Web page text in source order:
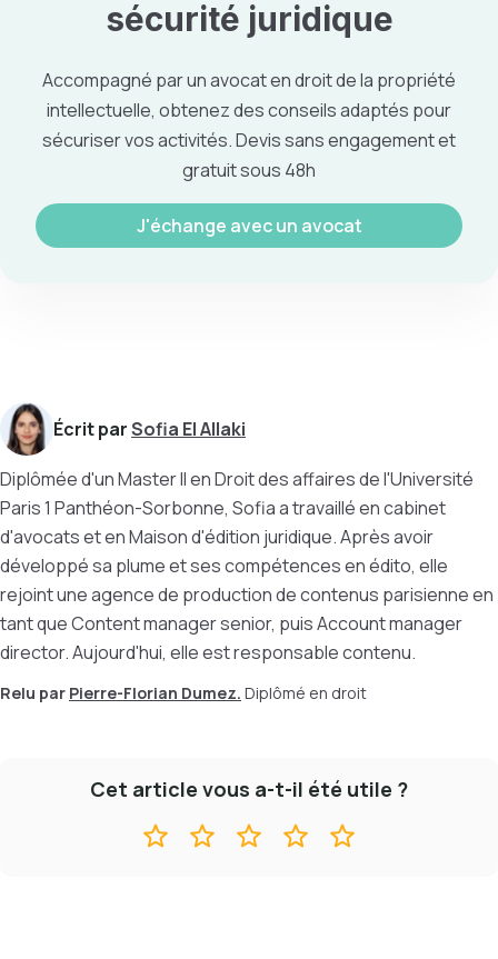
sécurité juridique
Accompagné par un avocat en droit de la propriété
intellectuelle, obtenez des conseils adaptés pour
sécuriser vos activités. Devis sans engagement et
gratuit sous 48h
J'échange avec un avocat
Écrit parSofia El Allaki
Diplômée d'un Master II en Droit des affaires de l'Université
Paris 1 Panthéon-Sorbonne, Sofia a travaillé en cabinet
d'avocats et en Maison d'édition juridique. Après avoir
développé sa plume et ses compétences en édito, elle
rejoint une agence de production de contenus parisienne en
tant que Content manager senior, puis Account manager
director. Aujourd'hui, elle est responsable contenu.
Relu par Pierre-Florian Dumez. Diplômé en droit
Cet article vous a-t-il été utile ?